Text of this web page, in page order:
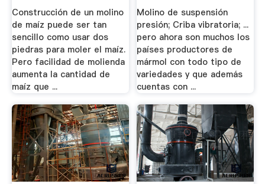
Construcción de un molino
de maíz puede ser tan
sencillo como usar dos
piedras para moler el maíz.
Pero facilidad de molienda
aumenta la cantidad de
maíz que ...
Molino de suspensión
presión; Criba vibratoria; ...
pero ahora son muchos los
países productores de
mármol con todo tipo de
variedades y que además
cuentas con ...